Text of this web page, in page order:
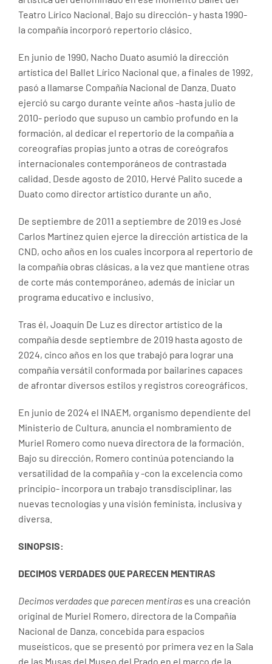
Teatro Lírico Nacional. Bajo su dirección- y hasta 1990-
la compañía incorporó repertorio clásico.
En junio de 1990, Nacho Duato asumió la dirección
artística del Ballet Lírico Nacional que, a finales de 1992,
pasó a llamarse Compañía Nacional de Danza. Duato
ejerció su cargo durante veinte años -hasta julio de
2010- periodo que supuso un cambio profundo en la
formación, al dedicar el repertorio de la compañía a
coreografías propias junto a otras de coreógrafos
internacionales contemporáneos de contrastada
calidad. Desde agosto de 2010, Hervé Palito sucede a
Duato como director artístico durante un año.
De septiembre de 2011 a septiembre de 2019 es José
Carlos Martínez quien ejerce la dirección artística de la
CND, ocho años en los cuales incorpora al repertorio de
la compañía obras clásicas, a la vez que mantiene otras
de corte más contemporáneo, además de iniciar un
programa educativo e inclusivo.
Tras él, Joaquín De Luz es director artístico de la
compañía desde septiembre de 2019 hasta agosto de
2024, cinco años en los que trabajó para lograr una
compañía versátil conformada por bailarines capaces
de afrontar diversos estilos y registros coreográficos.
En junio de 2024 el INAEM, organismo dependiente del
Ministerio de Cultura, anuncia el nombramiento de
Muriel Romero como nueva directora de la formación.
Bajo su dirección, Romero continúa potenciando la
versatilidad de la compañía y -con la excelencia como
principio- incorpora un trabajo transdisciplinar, las
nuevas tecnologías y una visión feminista, inclusiva y
diversa.
SINOPSIS:
DECIMOS VERDADES QUE PARECEN MENTIRAS
Decimos verdades que parecen mentiras es una creación
original de Muriel Romero, directora de la Compañía
Nacional de Danza, concebida para espacios
museísticos, que se presentó por primera vez en la Sala
de las Musas del Museo del Prado en el marco de la